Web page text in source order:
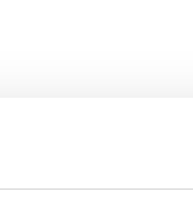
med print